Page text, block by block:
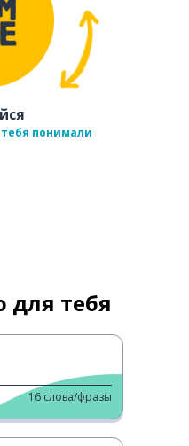
понимали
для тебя
16 слова/фразы